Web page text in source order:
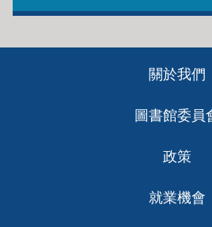
關於我們
圖書館委員
政策
就業機會